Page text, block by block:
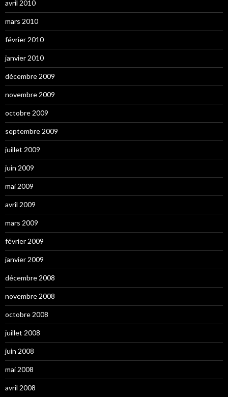
avril 2010
mars 2010
février 2010
janvier 2010
décembre 2009
novembre 2009
octobre 2009
septembre 2009
juillet 2009
juin 2009
mai 2009
avril 2009
mars 2009
février 2009
janvier 2009
décembre 2008
novembre 2008
octobre 2008
juillet 2008
juin 2008
mai 2008
avril 2008